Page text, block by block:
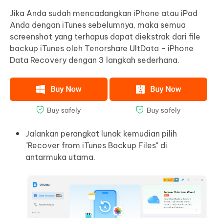
Jika Anda sudah mencadangkan iPhone atau iPad
Anda dengan iTunes sebelumnya, maka semua
screenshot yang terhapus dapat diekstrak dari file
backup iTunes oleh Tenorshare UltData - iPhone
Data Recovery dengan 3 langkah sederhana.
Jalankan perangkat lunak kemudian pilih
"Recover from iTunes Backup Files" di
antarmuka utama.